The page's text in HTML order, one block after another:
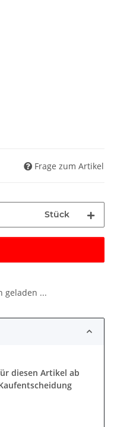
Frage zum Artikel
Stück
geladen ...
diesen Artikel ab